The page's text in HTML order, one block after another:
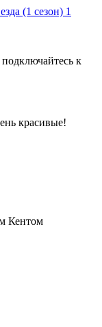
(1 сезон) 1
к
красивые!
Кентом